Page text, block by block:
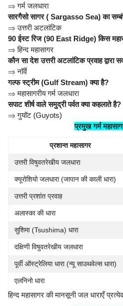
⇒गर्म जलधारा
सारगैसो सागर ( Sargasso Sea) का
⇒उत्तरी अटलांटिक
90 ईस्ट रिज (90 East Ridge) किस
⇒ हिन्द महासागर
कौन सा देश उत्तरी अटलांटिक प्रवाह द्वारा
⇒नॉर्वे
गल्फ स्ट्रीम (Gulf Stream) क्या है?
⇒ महासागरीय गर्म जलधारा
सपाट शीर्ष वाले समुद्री पर्वत क्या कहलाते है?
⇒ गुयॉट (Guyots)
प्रमुख गर्म
प्रशान्त महासागर
उत्तरी विषुवतरेखीय जलधारा
क्यूरोशियो जलधारा (जापान की काली धारा)
उत्तरी प्रशांत प्रवाह
अलास्का की धारा
सुशिमा (Tsushima) धारा
दक्षिणी विषुवतरेखीय जलधारा
पूर्वी ऑस्ट्रेलिया धारा (न्यू साउथवेल्स धारा)
एलनिनो धारा
हिन्द महासागर की मानसूनी जल धाराएँ